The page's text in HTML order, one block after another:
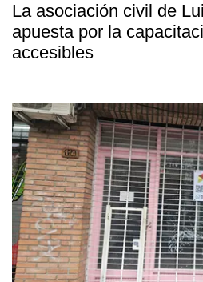
La asociación civil de
apuesta por la
accesibles